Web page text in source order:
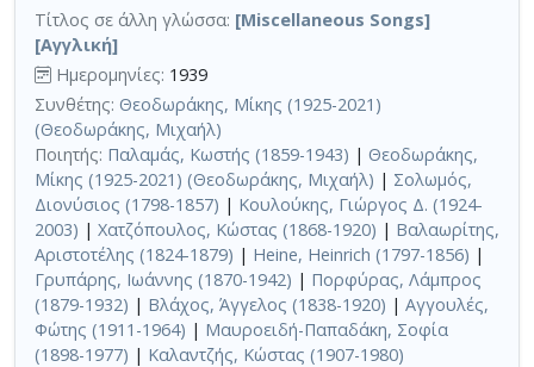
Τίτλος σε άλλη γλώσσα: [Miscellaneous Songs]
[Αγγλική]
Ημερομηνίες: 1939
Συνθέτης: Θεοδωράκης, Μίκης (1925-2021)
(Θεοδωράκης, Μιχαήλ)
Ποιητής: Παλαμάς, Κωστής (1859-1943) | Θεοδωράκης,
Μίκης (1925-2021) (Θεοδωράκης, Μιχαήλ) | Σολωμός,
Διονύσιος (1798-1857) | Κουλούκης, Γιώργος Δ. (1924-
2003) | Χατζόπουλος, Κώστας (1868-1920) | Βαλαωρίτης,
Αριστοτέλης (1824-1879) | Heine, Heinrich (1797-1856) |
Γρυπάρης, Ιωάννης (1870-1942) | Πορφύρας, Λάμπρος
(1879-1932) | Βλάχος, Άγγελος (1838-1920) | Αγγουλές,
Φώτης (1911-1964) | Μαυροειδή-Παπαδάκη, Σοφία
(1898-1977) | Καλαντζής, Κώστας (1907-1980)